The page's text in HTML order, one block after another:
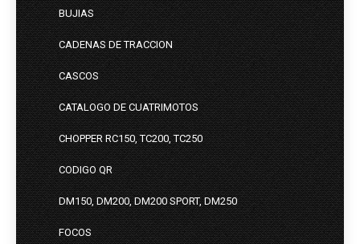
BUJIAS
CADENAS DE TRACCION
CASCOS
CATALOGO DE CUATRIMOTOS
CHOPPER RC150, TC200, TC250
CODIGO QR
DM150, DM200, DM200 SPORT, DM250
FOCOS